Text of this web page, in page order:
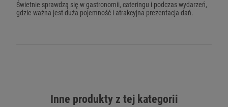
Świetnie sprawdzą się w gastronomii, cateringu i podczas wydarzeń,
gdzie ważna jest duża pojemność i atrakcyjna prezentacja dań.
Inne produkty z tej kategorii